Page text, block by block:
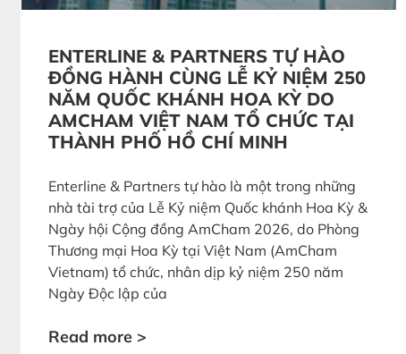
ENTERLINE & PARTNERS TỰ HÀO
ĐỒNG HÀNH CÙNG LỄ KỶ NIỆM 250
NĂM QUỐC KHÁNH HOA KỲ DO
AMCHAM VIỆT NAM TỔ CHỨC TẠI
THÀNH PHỐ HỒ CHÍ MINH
Enterline & Partners tự hào là một trong những
nhà tài trợ của Lễ Kỷ niệm Quốc khánh Hoa Kỳ &
Ngày hội Cộng đồng AmCham 2026, do Phòng
Thương mại Hoa Kỳ tại Việt Nam (AmCham
Vietnam) tổ chức, nhân dịp kỷ niệm 250 năm
Ngày Độc lập của
Read more >